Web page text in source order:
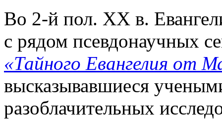
Во 2-й пол. XX в.
с рядом псевдонаучных
«Тайного Евангелия от
высказывавшиеся
разоблачительных